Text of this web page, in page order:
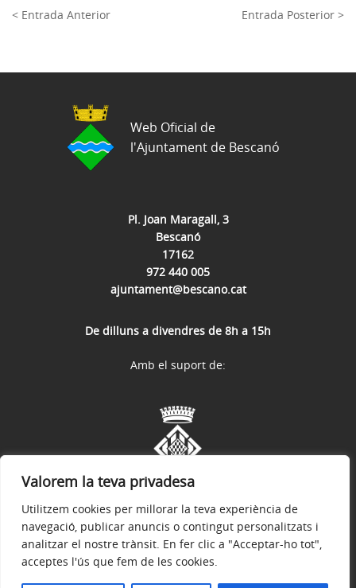
Valorem la teva privadesa
Utilitzem cookies per millorar la teva experiència de
navegació, publicar anuncis o contingut personalitzats i
analitzar el nostre trànsit. En fer clic a "Acceptar-ho tot",
acceptes l'ús que fem de les cookies.
< Entrada Anterior Entrada Posterior >
Pl. Joan Maragall, 3
Bescanó
17162
972 440 005
ajuntament@bescano.cat
De dilluns a divendres de 8h a 15h
Web Oficial de
l'Ajuntament de Bescanó
Avís legal Política de privacitat
Amb el suport de: